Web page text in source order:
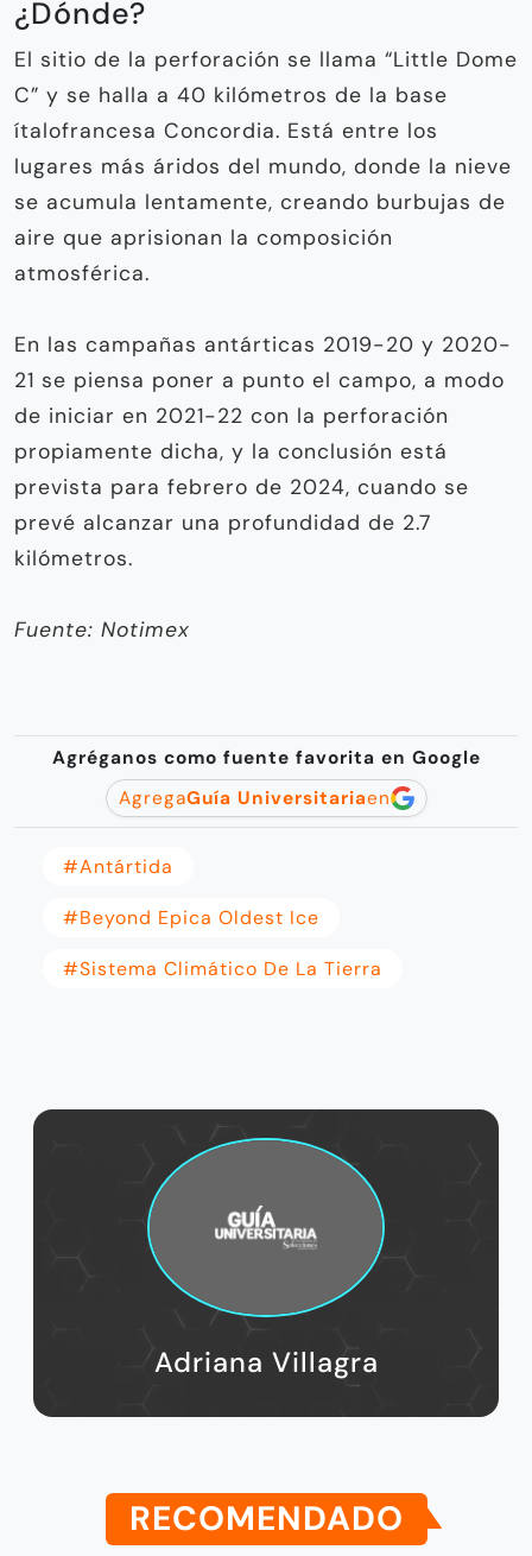
¿Dónde?
El sitio de la perforación se llama “Little Dome
C” y se halla a 40 kilómetros de la base
ítalofrancesa Concordia. Está entre los
lugares más áridos del mundo, donde la nieve
se acumula lentamente, creando burbujas de
aire que aprisionan la composición
atmosférica.
En las campañas antárticas 2019-20 y 2020-
21 se piensa poner a punto el campo, a modo
de iniciar en 2021-22 con la perforación
propiamente dicha, y la conclusión está
prevista para febrero de 2024, cuando se
prevé alcanzar una profundidad de 2.7
kilómetros.
Fuente: Notimex
Agréganos como fuente favorita en Google
AgregaGuía Universitariaen
#Antártida
#beyond Epica Oldest Ice
#sistema Climático De La Tierra
Adriana Villagra
RECOMENDADO